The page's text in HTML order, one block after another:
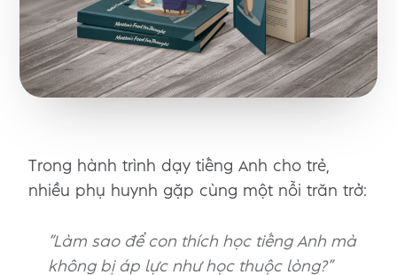
Trong hành trình dạy tiếng Anh cho trẻ,
nhiều phụ huynh gặp cùng một nỗi trăn trở:
“Làm sao để con thích học tiếng Anh mà
không bị áp lực như học thuộc lòng?”